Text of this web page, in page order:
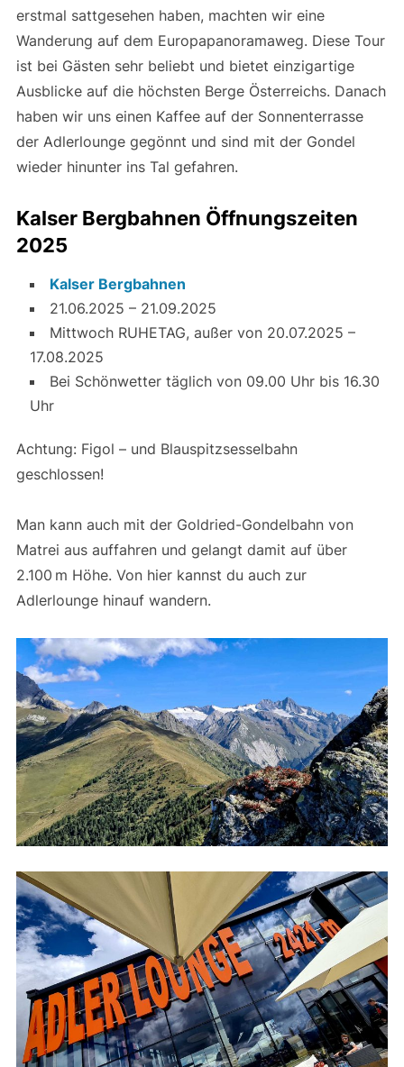
erstmal sattgesehen haben, machten wir eine
Wanderung auf dem Europapanoramaweg. Diese Tour
ist bei Gästen sehr beliebt und bietet einzigartige
Ausblicke auf die höchsten Berge Österreichs. Danach
haben wir uns einen Kaffee auf der Sonnenterrasse
der Adlerlounge gegönnt und sind mit der Gondel
wieder hinunter ins Tal gefahren.
Kalser Bergbahnen Öffnungszeiten
2025
Kalser Bergbahnen
21.06.2025 – 21.09.2025
Mittwoch RUHETAG, außer von 20.07.2025 –
17.08.2025
Bei Schönwetter täglich von 09.00 Uhr bis 16.30
Uhr
Achtung: Figol – und Blauspitzsesselbahn
geschlossen!
Man kann auch mit der Goldried-Gondelbahn von
Matrei aus auffahren und gelangt damit auf über
2.100 m Höhe. Von hier kannst du auch zur
Adlerlounge hinauf wandern.